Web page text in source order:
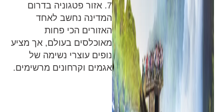
7. אזור פטגוניה בדרום
המדינה נחשב לאחד
האזורים הכי פחות
מאוכלסים בעולם, אך מציע
נופים עוצרי נשימה של
אגמים וקרחונים מרשימים.